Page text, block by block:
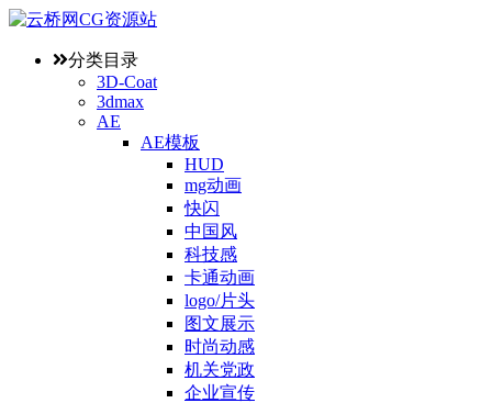
分类目录
3D-Coat
3dmax
AE
AE模板
HUD
mg动画
快闪
中国风
科技感
卡通动画
logo/片头
图文展示
时尚动感
机关党政
企业宣传